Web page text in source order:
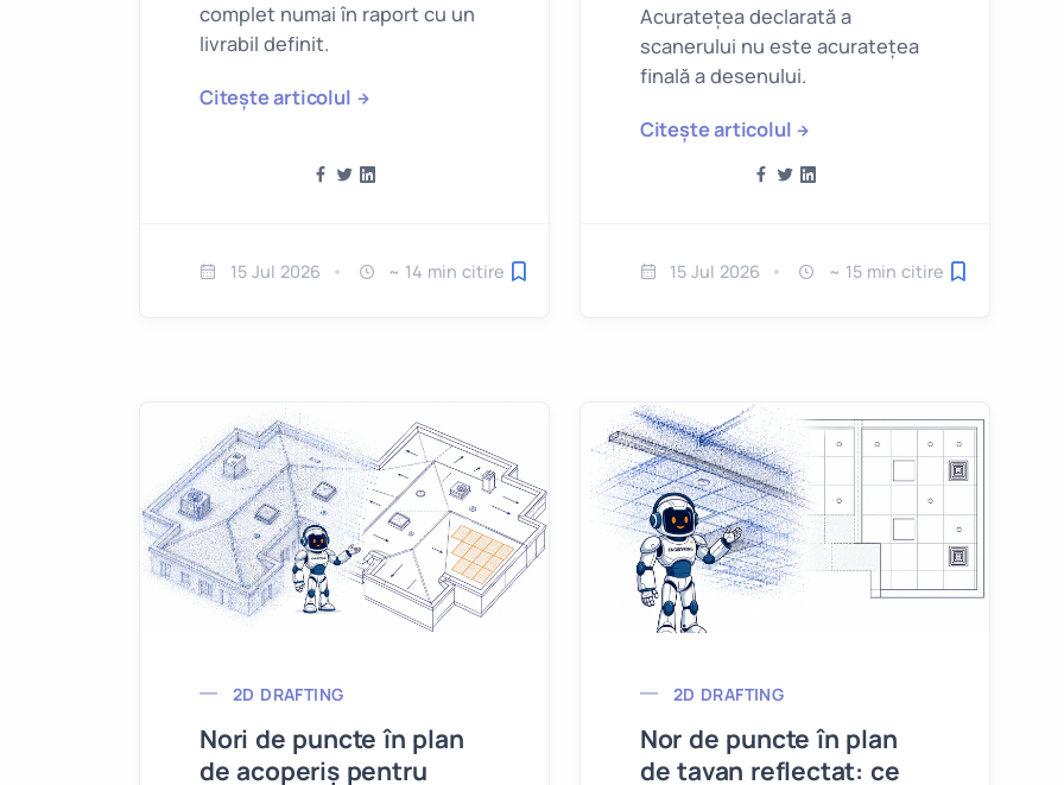
complet numai în raport cu un
livrabil definit.
Citește articolul
15 Jul 2026 ~ 14 min citire Salvează pentru mai târziu
Acuratețea declarată a
scanerului nu este acuratețea
finală a desenului.
Citește articolul
15 Jul 2026 ~ 15 min citire Salvează
2D DRAFTING
Nori de puncte în plan
de acoperiș pentru
2D DRAFTING
Nor de puncte în plan
de tavan reflectat: ce